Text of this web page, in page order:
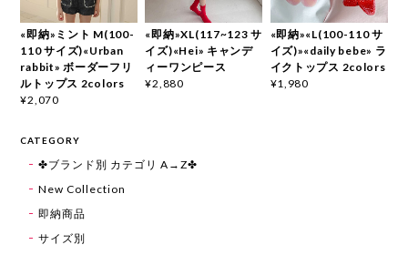
«即納»ミント M(100-
110 サイズ)«Urban
rabbit» ボーダーフリ
ルトップス 2colors
¥2,070
«即納»XL(117~123 サ
イズ)«Hei» キャンデ
ィーワンピース
¥2,880
«即納»«L(100-110 サ
イズ)»«daily bebe» ラ
イクトップス 2colors
¥1,980
CATEGORY
✤ブランド別 カテゴリ A→Z✤
New Collection
即納商品
サイズ別